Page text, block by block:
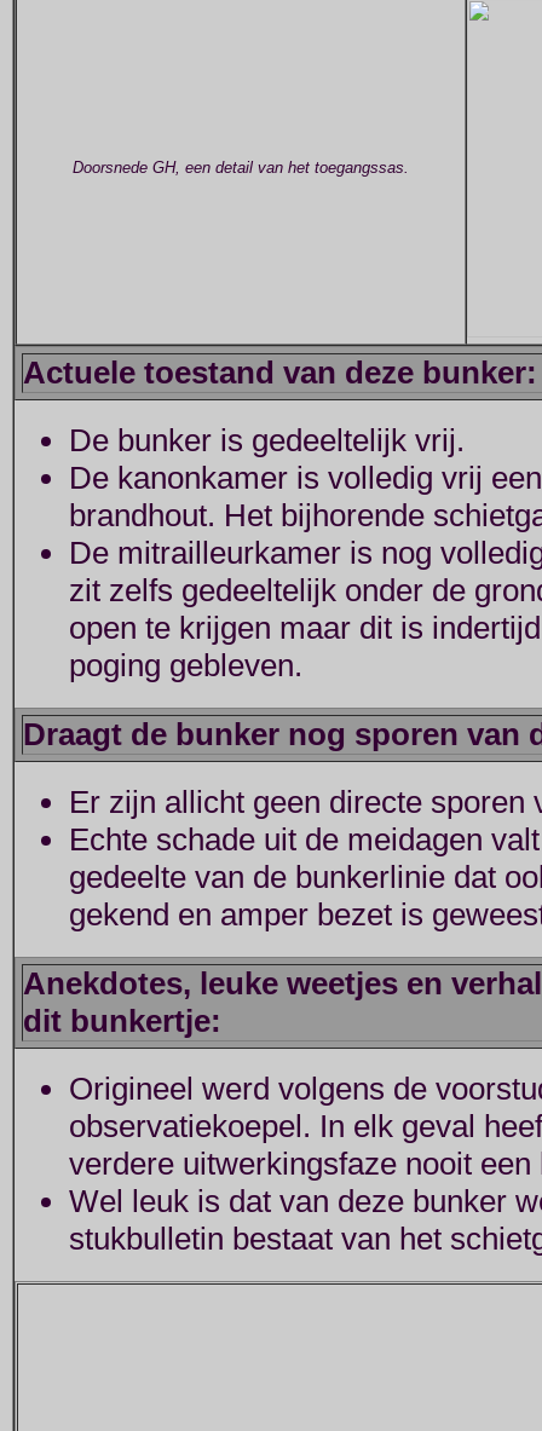
Doorsnede GH, een detail van het toegangssas.
Actuele toestand van deze bunker:
De bunker is gedeeltelijk vrij.
De kanonkamer is volledig vrij
brandhout. Het bijhorende
De mitrailleurkamer is nog
zit zelfs gedeeltelijk onder de
open te krijgen maar dit is
poging gebleven.
Draagt de bunker nog sporen van
Er zijn allicht geen directe sporen
Echte schade uit de meidagen
gedeelte van de bunkerlinie dat
gekend en amper bezet is
Anekdotes, leuke weetjes en
dit bunkertje:
Origineel werd volgens de
observatiekoepel. In elk geval
verdere uitwerkingsfaze nooit
Wel leuk is dat van deze bunker
stukbulletin bestaat van het